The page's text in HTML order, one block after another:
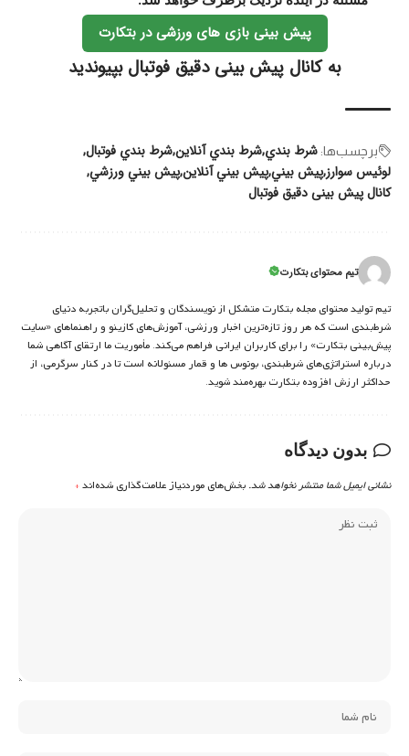
پیش بینی بازی های ورزشی در بتکارت
به کانال پیش بینی دقیق فوتبال بپیوندید
برچسب‌‌ها: شرط بنديشرط بندي آنلاينشرط بندي فوتبال
لوئیس سوارزپيش بينيپيش بيني آنلاينپيش بيني ورزشي
کانال پیش بینی دقیق فوتبال
تیم محتوای بتکارت
تیم تولید محتوای مجله بتکارت متشکل از نویسندگان و تحلیل‌گران باتجربه دنیای
شرط‌بندی است که هر روز تازه‌ترین اخبار ورزشی، آموزش‌های کازینو و راهنماهای «سایت
پیش‌بینی بتکارت» را برای کاربران ایرانی فراهم می‌کند. مأموریت ما ارتقای آگاهی شما
درباره استراتژی‌های شرطبندی، بونوس ها و قمار مسئولانه است تا در کنار سرگرمی، از
حداکثر ارزش افزوده بتکارت بهره‌مند شوید.
بدون دیدگاه
نشانی ایمیل شما منتشر نخواهد شد. بخش‌های موردنیاز علامت‌گذاری شده‌اند*